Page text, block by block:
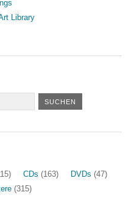
Library
CDs (163) DVDs (47)
(315)